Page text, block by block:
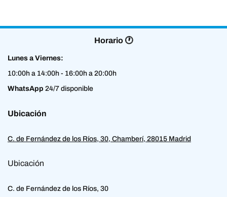
Horario 🕐
Lunes a Viernes:
10:00h a 14:00h - 16:00h a 20:00h
WhatsApp 24/7 disponible
Ubicación
C. de Fernández de los Ríos, 30, Chamberí, 28015 Madrid
Ubicación
C. de Fernández de los Ríos, 30